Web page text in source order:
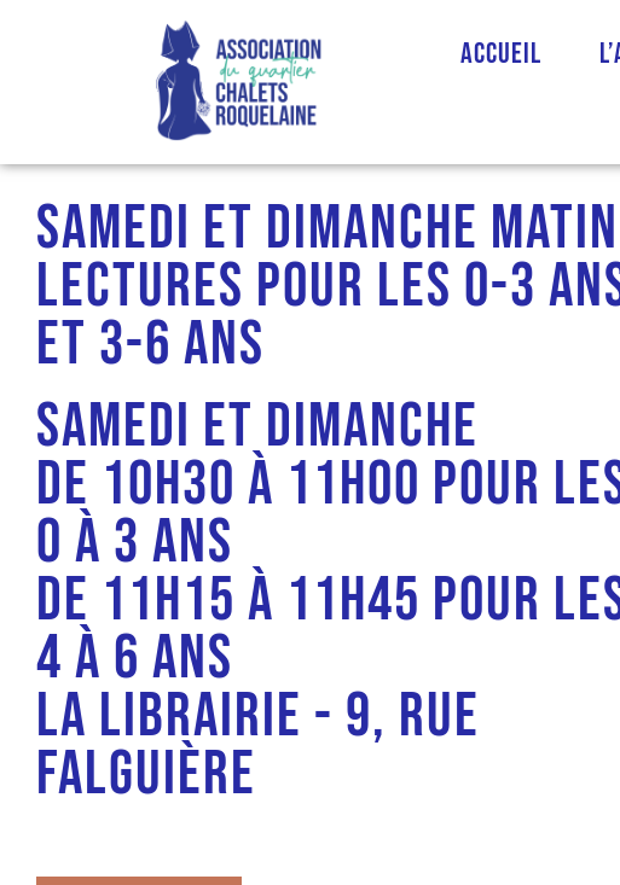
Accueil
samedi et dimanche
lectures pour les 0-3
et 3-6 ans
Samedi et dimanche
De 10h30 à 11h00 pour
0 à 3 ans
De 11h15 à 11h45 pour
4 à 6 ans
La Librairie - 9, rue
Falguière